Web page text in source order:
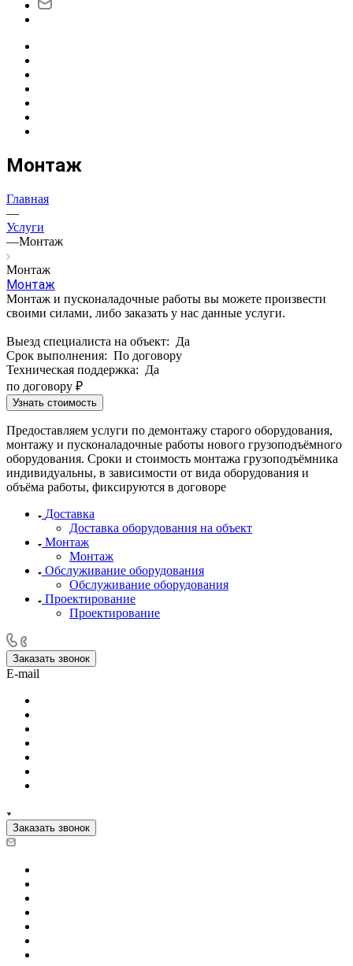
Монтаж
Главная
—
Услуги
—Монтаж
Монтаж
Монтаж
Монтаж и пусконаладочные работы вы можете произвести
своими силами, либо заказать у нас данные услуги.
Выезд специалиста на объект: Да
Срок выполнения: По договору
Техническая поддержка: Да
по договору ₽
Узнать стоимость
Предоставляем услуги по демонтажу старого оборудования,
монтажу и пусконаладочные работы нового грузоподъёмного
оборудования. Сроки и стоимость монтажа грузоподъёмника
индивидуальны, в зависимости от вида оборудования и
объёма работы, фиксируются в договоре
Доставка
Доставка оборудования на объект
Монтаж
Монтаж
Обслуживание оборудования
Обслуживание оборудования
Проектирование
Проектирование
Заказать звонок
E-mail
Заказать звонок